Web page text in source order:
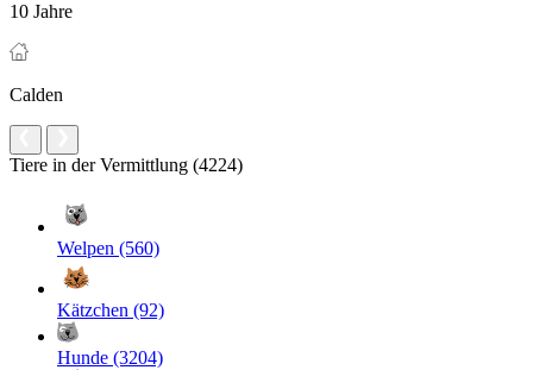
10 Jahre
Calden
Tiere in der Vermittlung (4224)
Welpen (560)
Kätzchen (92)
Hunde (3204)